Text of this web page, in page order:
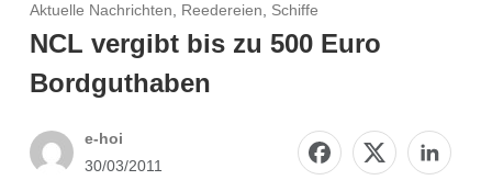
Aktuelle Nachrichten Reedereien Schiffe
NCL vergibt bis zu 500 Euro
Bordguthaben
e-hoi
30/03/2011